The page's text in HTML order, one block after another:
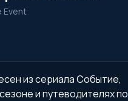
Event
из сериала Событие,
и путеводителях по